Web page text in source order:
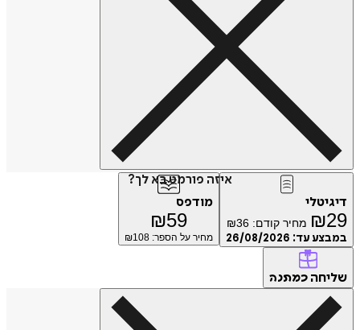
איזה פורמט בא לך?
₪ מחיר קודם: ₪36
עד:26/08/2026
מודפס
₪
מחיר על הספר: ₪108
כמתנה